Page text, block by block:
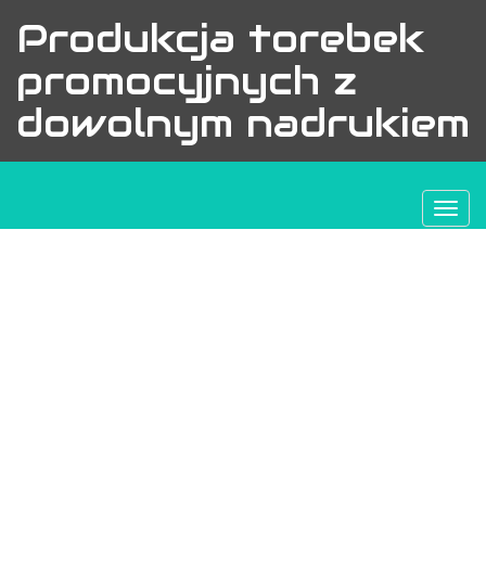
Produkcja torebek
promocyjnych z
dowolnym nadrukiem